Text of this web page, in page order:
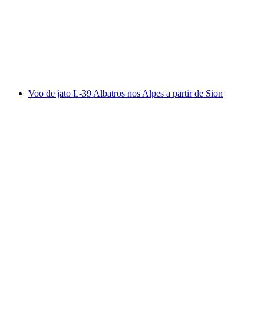
Voo de jato L-39 Albatros nos Alpes a partir de Sion